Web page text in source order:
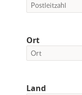
Ort
Land